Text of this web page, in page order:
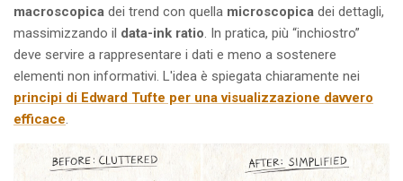
macroscopica dei trend con quella microscopica dei dettagli,
massimizzando il data-ink ratio. In pratica, più “inchiostro”
deve servire a rappresentare i dati e meno a sostenere
elementi non informativi. L'idea è spiegata chiaramente nei
principi di Edward Tufte per una visualizzazione davvero
efficace.